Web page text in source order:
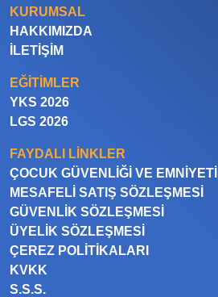
KURUMSAL
HAKKIMIZDA
İLETIŞIM
EĞITIMLER
YKS 2026
LGS 2026
FAYDALI LINKLER
ÇOCUK GÜVENLIĞI VE EMNIYETI
MESAFELI SATIŞ SÖZLEŞMESI
GÜVENLIK SÖZLEŞMESI
ÜYELIK SÖZLEŞMESI
ÇEREZ POLITIKALARI
KVKK
S.S.S.